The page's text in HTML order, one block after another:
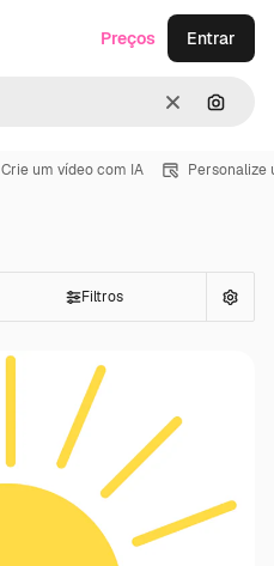
Limpar
Preços Entrar
Crie um vídeo com IA Personalize
Filtros